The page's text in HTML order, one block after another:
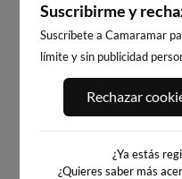
PLAYA DE LOS LOCOS,
TORREVIEJA
29km · Torrevieja
Suscribirme y
Suscríbete a Camaramar
límite y sin publicidad
Rechazar
¿Ya estás
¿Quieres saber más